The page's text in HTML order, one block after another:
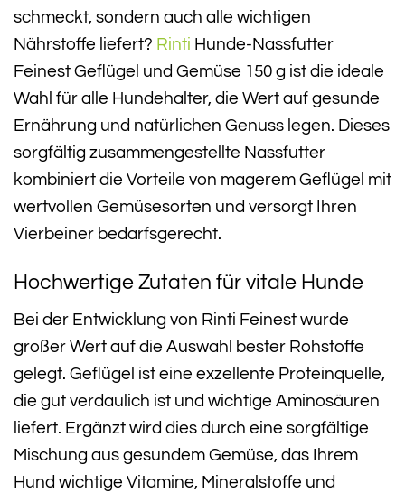
schmeckt, sondern auch alle wichtigen
Nährstoffe liefert? Rinti Hunde-Nassfutter
Feinest Geflügel und Gemüse 150 g ist die ideale
Wahl für alle Hundehalter, die Wert auf gesunde
Ernährung und natürlichen Genuss legen. Dieses
sorgfältig zusammengestellte Nassfutter
kombiniert die Vorteile von magerem Geflügel mit
wertvollen Gemüsesorten und versorgt Ihren
Vierbeiner bedarfsgerecht.
Hochwertige Zutaten für vitale Hunde
Bei der Entwicklung von Rinti Feinest wurde
großer Wert auf die Auswahl bester Rohstoffe
gelegt. Geflügel ist eine exzellente Proteinquelle,
die gut verdaulich ist und wichtige Aminosäuren
liefert. Ergänzt wird dies durch eine sorgfältige
Mischung aus gesundem Gemüse, das Ihrem
Hund wichtige Vitamine, Mineralstoffe und